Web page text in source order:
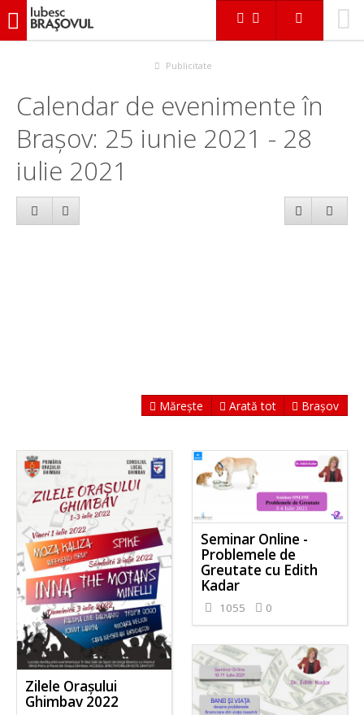
iubescbraşovul.ro
Publicitate
Calendar de evenimente în
Brașov: 25 iunie 2021 - 28
iulie 2021
Mărește Arată tot Brașov
Zilele Orașului
Ghimbav 2022
Seminar Online -
Problemele de
Greutate cu Edith
Kadar
1055 0